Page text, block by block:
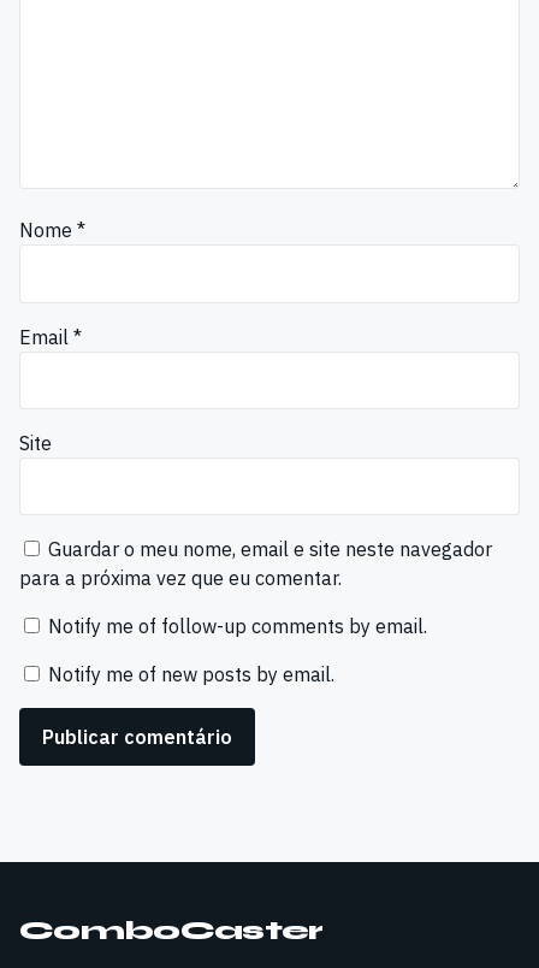
Nome *
Email *
Site
Guardar o meu nome, email e site neste navegador
para a próxima vez que eu comentar.
Notify me of follow-up comments by email.
Notify me of new posts by email.
ComboCaster